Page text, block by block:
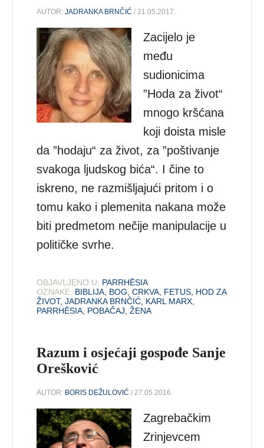
AUTOR:JADRANKA BRNČIĆ / 21.05.2017.
Zacijelo je
među
sudionicima
”Hoda za život“
mnogo kršćana
koji doista misle
da ”hodaju“ za život, za ”poštivanje
svakoga ljudskog bića“. I čine to
iskreno, ne razmišljajući pritom i o
tomu kako i plemenita nakana može
biti predmetom nečije manipulacije u
političke svrhe.
OBJAVLJENO U: PARRHĒSIA
OZNAKE: BIBLIJA BOG ,CRKVA FETUS HOD ZA
ŽIVOT,JADRANKA BRNČIĆ KARL MARX
PARRHĒSIA POBAČAJ ,ŽENA
Razum i osjećaji gospođe Sanje
Orešković
AUTOR: BORIS DEŽULOVIĆ / 27.05.2016.
Zagrebačkim
Zrinjevcem